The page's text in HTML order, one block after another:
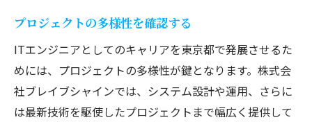
プロジェクトの多様性を確認する
ITエンジニアとしてのキャリアを東京都で発展させるた
めには、プロジェクトの多様性が鍵となります。株式会
社ブレイブシャインでは、システム設計や運用、さらに
は最新技術を駆使したプロジェクトまで幅広く提供して